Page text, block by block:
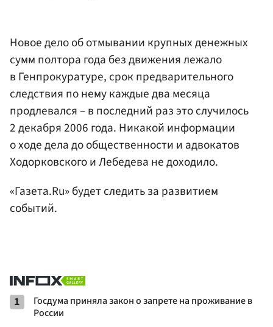
Новое дело об отмывании крупных денежных
сумм полтора года без движения лежало
в Генпрокуратуре, срок предварительного
следствия по нему каждые два месяца
продлевался – в последний раз это случилось
2 декабря 2006 года. Никакой информации
о ходе дела до общественности и адвокатов
Ходорковского и Лебедева не доходило.
«Газета.Ru» будет следить за развитием
событий.
1
Госдума приняла закон о запрете на проживание в
России